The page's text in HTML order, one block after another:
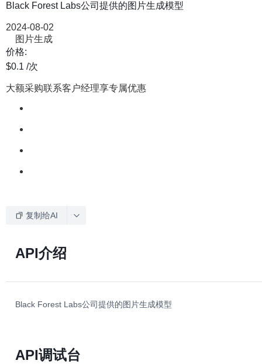
Black Forest Labs公司提供的图片生成模型
2024-08-02
图片生成
价格:
$0.1 /次
大额采购联系客户经理享专属优惠
复制给AI
API介绍
Black Forest Labs公司提供的图片生成模型
API调试台